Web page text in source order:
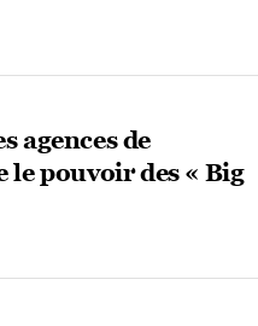
agences de
pouvoir des « Big